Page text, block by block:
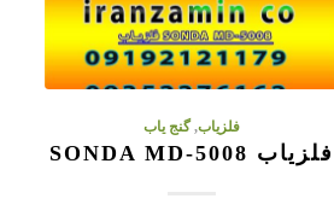
فلزیاب,گنج یاب
فلزیاب SONDA MD-5008